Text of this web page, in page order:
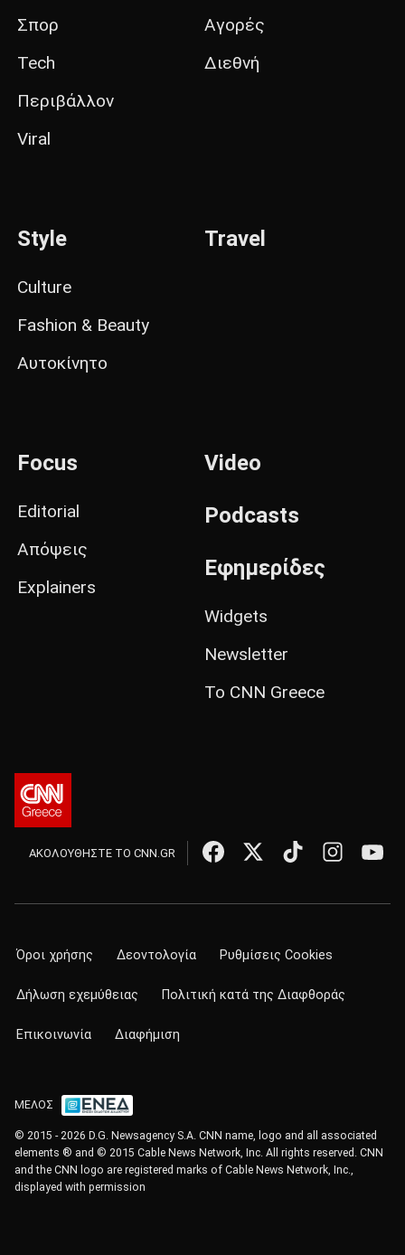
Σπορ
Tech
Περιβάλλον
Viral
Αγορές
Διεθνή
Style
Culture
Fashion & Beauty
Αυτοκίνητο
Travel
Focus
Editorial
Απόψεις
Explainers
Video
Podcasts
Εφημερίδες
Widgets
Newsletter
Το CNN Greece
ΑΚΟΛΟΥΘΗΣΤΕ ΤΟ CNN.GR
Όροι χρήσης Δεοντολογία Ρυθμίσεις Cookies
Δήλωση εχεμύθειας Πολιτική κατά της Διαφθοράς
Επικοινωνία Διαφήμιση
ΜΕΛΟΣ
© 2015 - 2026 D.G. Newsagency S.A. CNN name, logo and all associated
elements ® and © 2015 Cable News Network, Inc. All rights reserved. CNN
and the CNN logo are registered marks of Cable News Network, Inc.,
displayed with permission